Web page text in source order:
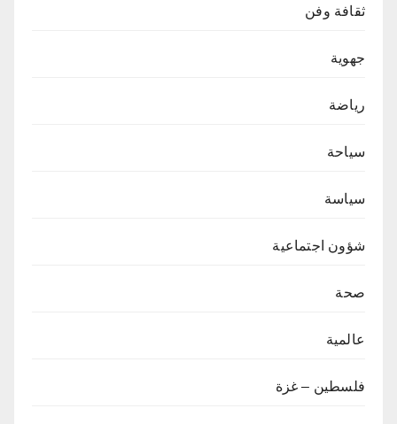
ثقافة وفن
جهوية
رياضة
سياحة
سياسة
شؤون اجتماعية
صحة
عالمية
فلسطين – غزة